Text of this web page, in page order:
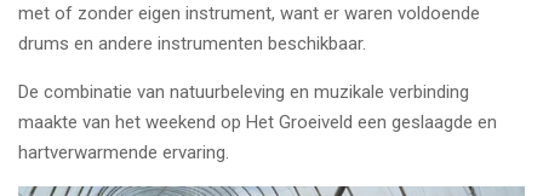
met of zonder eigen instrument, want er waren voldoende
drums en andere instrumenten beschikbaar.
De combinatie van natuurbeleving en muzikale verbinding
maakte van het weekend op Het Groeiveld een geslaagde en
hartverwarmende ervaring.